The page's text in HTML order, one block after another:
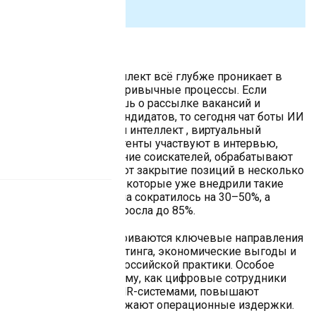
Искусственный интеллект всё глубже проникает в
сферу найма, меняя привычные процессы. Если
раньше речь шла лишь о рассылке вакансий и
первичном отборе кандидатов, то сегодня чат боты ИИ
, боты искусственный интеллект , виртуальный
секретарь и ии ассистенты участвуют в интервью,
анализируют поведение соискателей, обрабатывают
документы и ускоряют закрытие позиций в несколько
раз. Среди компаний, которые уже внедрили такие
решения, время найма сократилось на 30–50%, а
точность подбора выросла до 85%.
В материале рассматриваются ключевые направления
автоматизации рекрутинга, экономические выгоды и
реальные кейсы из российской практики. Особое
внимание уделено тому, как цифровые сотрудники
взаимодействуют с HR-системами, повышают
качество найма и снижают операционные издержки.